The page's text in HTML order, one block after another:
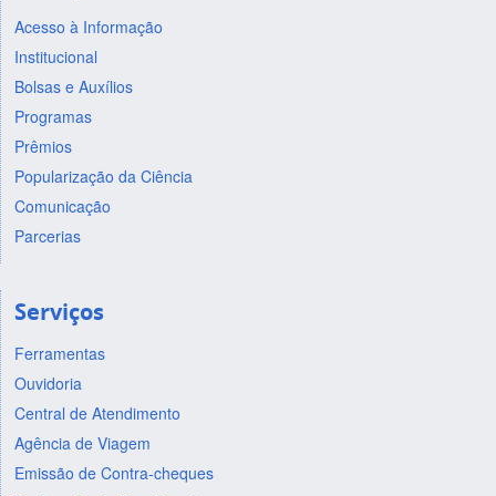
Acesso à Informação
Institucional
Bolsas e Auxílios
Programas
Prêmios
Popularização da Ciência
Comunicação
Parcerias
Serviços
Ferramentas
Ouvidoria
Central de Atendimento
Agência de Viagem
Emissão de Contra-cheques